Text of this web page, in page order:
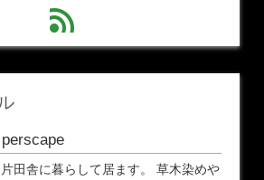
feed
perscape
片田舎に暮らして居ます。 草木染めや